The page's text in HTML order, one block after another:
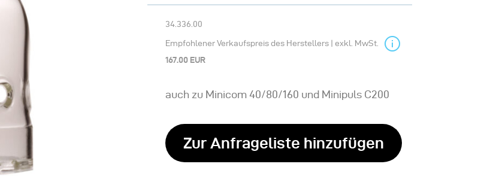
34.336.00
Empfohlener Verkaufspreis des Herstellers | exkl. MwSt.
167.00 EUR
auch zu Minicom 40/80/160 und Minipuls C200
Zur Anfrageliste hinzufügen